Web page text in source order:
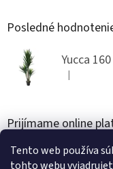
Tento web používa
tohto webu
Posledné
Yucca
|
Prijímame online